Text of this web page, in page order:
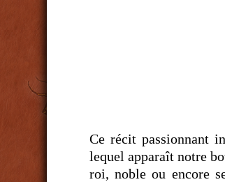
Ce récit passionnant
lequel apparaît notre
roi, noble ou encore